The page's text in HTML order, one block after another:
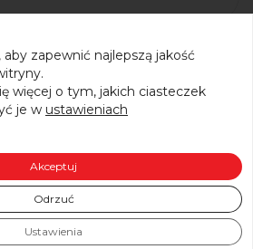
zapewnić najlepszą jakość
więcej o tym, jakich ciasteczek
je w ustawieniach
Akceptuj
Odrzuć
Ustawienia